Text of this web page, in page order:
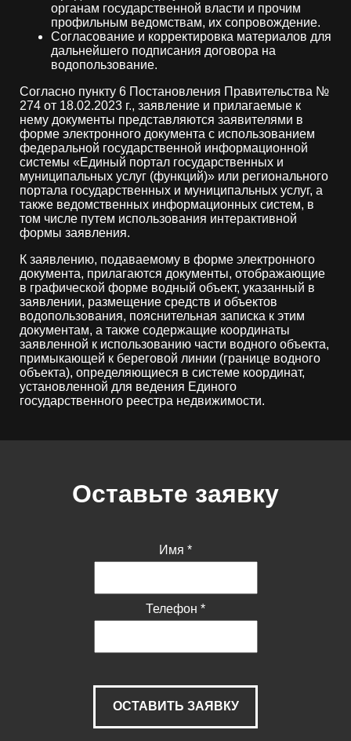
органам государственной власти и прочим
профильным ведомствам, их сопровождение.
Согласование и корректировка материалов для
дальнейшего подписания договора на
водопользование.
Согласно пункту 6 Постановления Правительства №
274 от 18.02.2023 г., заявление и прилагаемые к
нему документы представляются заявителями в
форме электронного документа с использованием
федеральной государственной информационной
системы «Единый портал государственных и
муниципальных услуг (функций)» или регионального
портала государственных и муниципальных услуг, а
также ведомственных информационных систем, в
том числе путем использования интерактивной
формы заявления.
К заявлению, подаваемому в форме электронного
документа, прилагаются документы, отображающие
в графической форме водный объект, указанный в
заявлении, размещение средств и объектов
водопользования, пояснительная записка к этим
документам, а также содержащие координаты
заявленной к использованию части водного объекта,
примыкающей к береговой линии (границе водного
объекта), определяющиеся в системе координат,
установленной для ведения Единого
государственного реестра недвижимости.
Оставьте заявку
Имя *
Телефон *
ОСТАВИТЬ ЗАЯВКУ